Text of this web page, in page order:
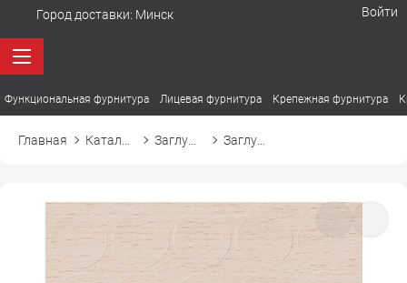
Город доставки: Минск Войти
Функциональная фурнитура Лицевая фурнитура Крепежная фурнитура
Главная